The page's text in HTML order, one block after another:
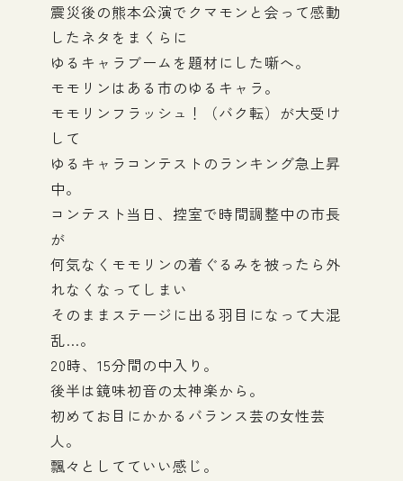
震災後の熊本公演でクマモンと会って感動
したネタをまくらに
ゆるキャラブームを題材にした噺へ。
モモリンはある市のゆるキャラ。
モモリンフラッシュ！（バク転）が大受け
して
ゆるキャラコンテストのランキング急上昇
中。
コンテスト当日、控室で時間調整中の市長
が
何気なくモモリンの着ぐるみを被ったら外
れなくなってしまい
そのままステージに出る羽目になって大混
乱…。
20時、15分間の中入り。
後半は鏡味初音の太神楽から。
初めてお目にかかるバランス芸の女性芸
人。
飄々としてていい感じ。